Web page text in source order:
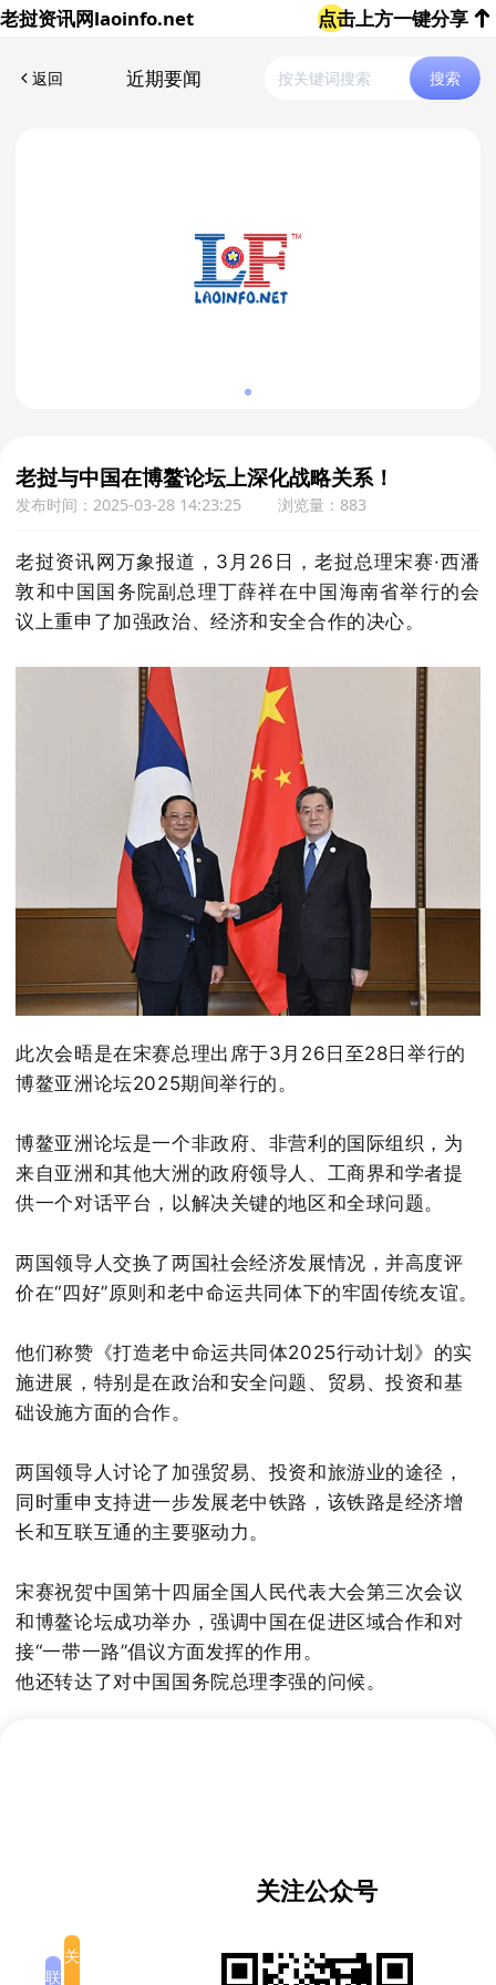
老挝资讯网laoinfo.net 点击上方一键分享
返回 近期要闻 搜索
老挝与中国在博鳌论坛上深化战略关系！
发布时间：2025-03-28 14:23:25 浏览量：883
老挝资讯网万象报道，3月26日， 老挝总理宋赛·西潘
敦和中国国务院副总理丁薛祥在中国海南省举行的会
议上重申了加强政治、经济和安全合作的决心。
此次会晤是在宋赛总理出席于3月26日至28日举行的
博鳌亚洲论坛2025期间举行的。
博鳌亚洲论坛是一个非政府、非营利的国际组织，为
来自亚洲和其他大洲的政府领导人、工商界和学者提
供一个对话平台，以解决关键的地区和全球问题。
两国领导人交换了两国社会经济发展情况，并高度评
价在“四好”原则和老中命运共同体下的牢固传统友谊。
他们称赞《打造老中命运共同体2025行动计划》的实
施进展，特别是在政治和安全问题、贸易、投资和基
础设施方面的合作。
两国领导人讨论了加强贸易、投资和旅游业的途径，
同时重申支持进一步发展老中铁路，该铁路是经济增
长和互联互通的主要驱动力。
宋赛祝贺中国第十四届全国人民代表大会第三次会议
和博鳌论坛成功举办，强调中国在促进区域合作和对
接“一带一路”倡议方面发挥的作用。
他还转达了对中国国务院总理李强的问候。
丁副总理欢迎宋赛总理参加博鳌论坛，并表示他的来
架下继续在贸易、基础设施和安全领域开展合作的重
要性。
联
关
关注公众号